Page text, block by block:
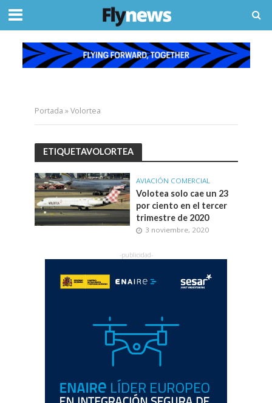
Portada »Volortea
ETIQUETAVOLORTEA
AVIACIÓN COMERCIAL
Volotea solo cae un 23
por ciento en el tercer
trimestre de 2020
3 noviembre, 2020